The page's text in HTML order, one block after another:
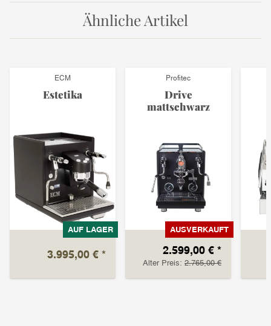
Ähnliche Artikel
ECM
Estetika
AUF LAGER
3.995,00 € *
Profitec
Drive
mattschwarz
AUSVERKAUFT
2.599,00 € *
Alter Preis: 2.765,00 €